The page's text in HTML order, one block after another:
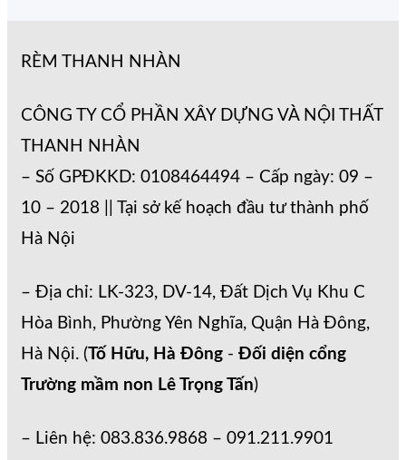
RÈM THANH NHÀN
CÔNG TY CỔ PHẦN XÂY DỰNG VÀ NỘI THẤT
THANH NHÀN
– Số GPĐKKD: 0108464494 – Cấp ngày: 09 –
10 – 2018 || Tại sở kế hoạch đầu tư thành phố
Hà Nội
– Địa chỉ: LK-323, DV-14, Đất Dịch Vụ Khu C
Hòa Bình, Phường Yên Nghĩa, Quận Hà Đông,
Hà Nội. (Tố Hữu, Hà Đông - Đối diện cổng
Trường mầm non Lê Trọng Tấn)
– Liên hệ: 083.836.9868 – 091.211.9901